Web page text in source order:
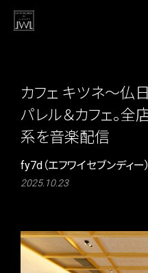
カフェ キツネ～仏
パレル＆カフェ。全
系を音楽配信
fy7d（エフワイセブンディ
2025.10.23